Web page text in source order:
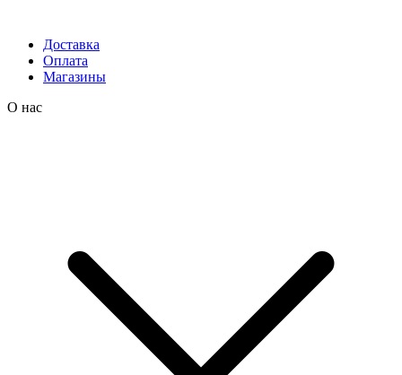
Доставка
Оплата
Магазины
О нас